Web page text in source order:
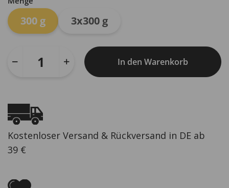
300 g 3x300 g
In den Warenkorb
Kostenloser Versand & Rückversand in DE ab
39 €